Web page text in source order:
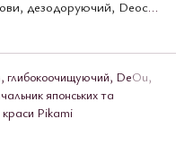
Шампунь для догляду за шкірою голови, дезодоруючий, Deoco, Rohto, 450 мл (193943)